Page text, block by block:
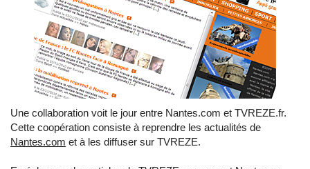
Une collaboration voit le jour entre Nantes.com et TVREZE.fr.
Cette coopération consiste à reprendre les actualités de
Nantes.com et à les diffuser sur TVREZE.